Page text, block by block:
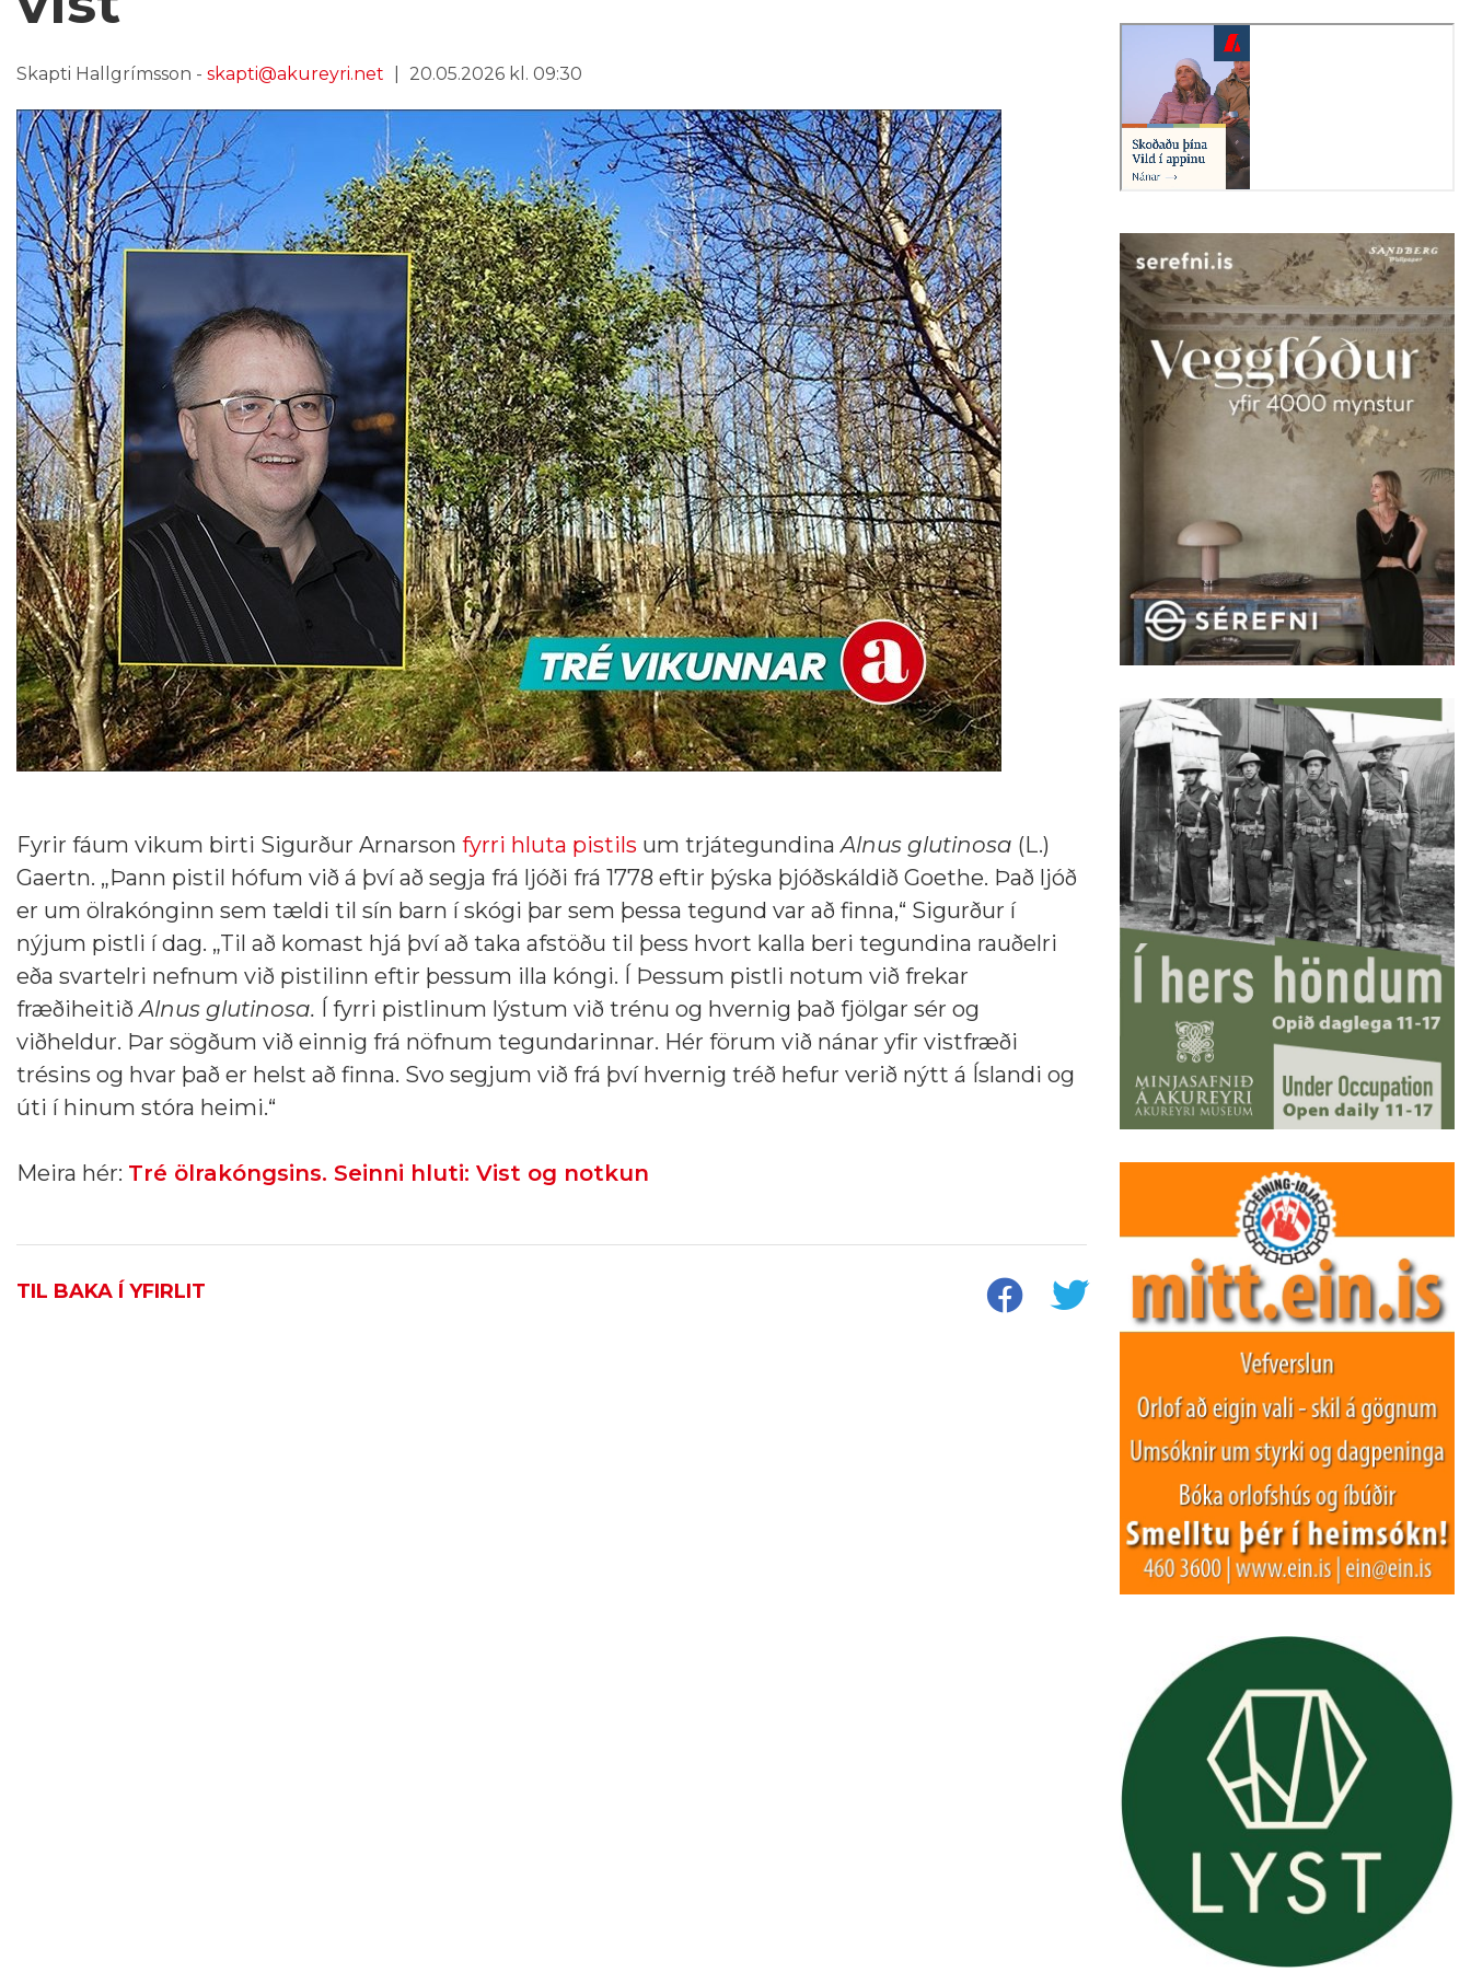
Skapti Hallgrímsson - skapti@akureyri.net 20.05.2026 kl. 09:30
Fyrir fáum vikum birti Sigurður Arnarson fyrri hluta pistils um trjátegundinaAlnus glutinosa (L.)
Gaertn. „Þann pistil hófum við á því að segja frá ljóði frá 1778 eftir þýska þjóðskáldið Goethe. Það ljóð
er um ölrakónginn sem tældi til sín barn í skógi þar sem þessa tegund var að finna,“ Sigurður í
nýjum pistli í dag. „Til að komast hjá því að taka afstöðu til þess hvort kalla beri tegundina rauðelri
eða svartelri nefnum við pistilinn eftir þessum illa kóngi. Í Þessum pistli notum við frekar
fræðiheitiðAlnus glutinosa. Í fyrri pistlinum lýstum við trénu og hvernig það fjölgar sér og
viðheldur. Þar sögðum við einnig frá nöfnum tegundarinnar. Hér förum við nánar yfir vistfræði
trésins og hvar það er helst að finna. Svo segjum við frá því hvernig tréð hefur verið nýtt á Íslandi og
úti í hinum stóra heimi.“
Meira hér: Tré ölrakóngsins. Seinni hluti: Vist og notkun
TIL BAKA Í YFIRLIT